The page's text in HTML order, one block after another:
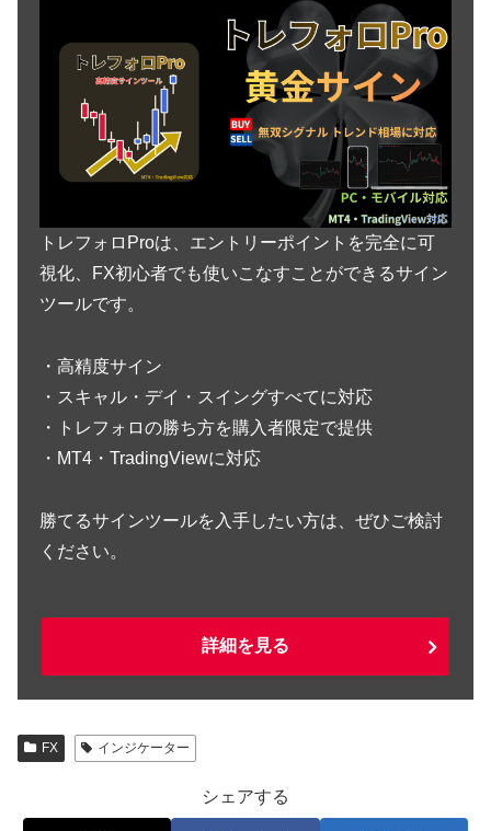
トレフォロProは、エントリーポイントを完全に可
視化、FX初心者でも使いこなすことができるサイン
ツールです。
・高精度サイン
・スキャル・デイ・スイングすべてに対応
・トレフォロの勝ち方を購入者限定で提供
・MT4・TradingViewに対応
勝てるサインツールを入手したい方は、ぜひご検討
ください。
詳細を見る
FX インジケーター
シェアする